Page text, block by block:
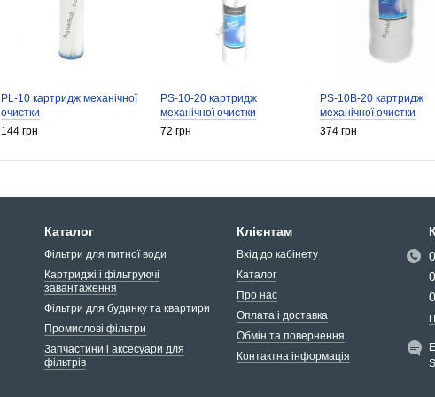
PL-10 картридж механічної
очистки
144 грн
PS-10-20 картридж
механічної очистки
72 грн
PS-10B-20 картридж
механічної очистки
374 грн
Каталог
Фільтри для питної води
Картриджі і фільтруючі
завантаження
Фільтри для будинку та квартири
Промислові фільтри
Запчастини і аксесуари для
фільтрів
Клієнтам
Вхід до кабінету
Каталог
Про нас
Оплата і доставка
Обмін та повернення
Контактна інформація